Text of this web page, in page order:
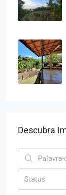
Descubra
Status